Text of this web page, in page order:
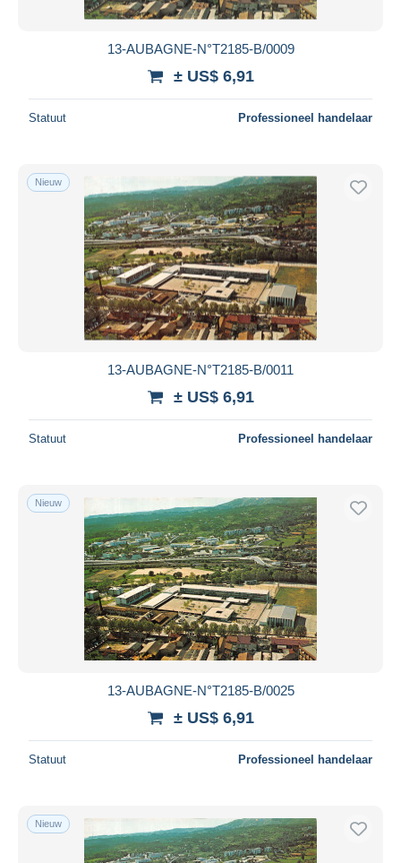
13-AUBAGNE-N°T2185-B/0009
± US$ 6,91
Statuut Professioneel handelaar
Nieuw
13-AUBAGNE-N°T2185-B/0011
± US$ 6,91
Statuut Professioneel handelaar
Nieuw
13-AUBAGNE-N°T2185-B/0025
± US$ 6,91
Statuut Professioneel handelaar
Nieuw